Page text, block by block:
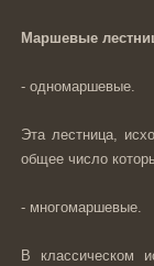
Маршевые
- одномаршевые.
Эта лестница,
общее число
- многомаршевые.
В классическом